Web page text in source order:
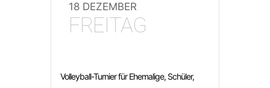
18 DEZEMBER
FREITAG
Volleyball-Turnier für Ehemalige, Schüler,